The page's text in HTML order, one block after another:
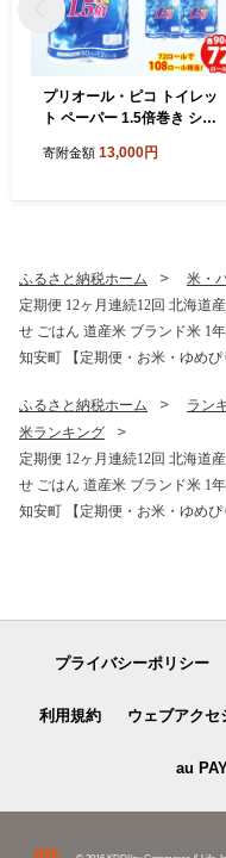
プリオール・ピコ トイレッ
ト ペーパー 1.5倍巻き シン
日本製 まとめ買い リサイク
寄附金額 13,000円
ふるさと納税ホーム 米・
定期便 12ヶ月連続12回 北海道
せ ごはん 道産米 ブランド米 1
知安町 【定期便・お米・ゆめぴ
ふるさと納税ホーム ラン
米ランキング
定期便 12ヶ月連続12回 北海道
せ ごはん 道産米 ブランド米 1
知安町 【定期便・お米・ゆめぴ
プライバシーポリシー
利用規約 ウェブアクセ
au